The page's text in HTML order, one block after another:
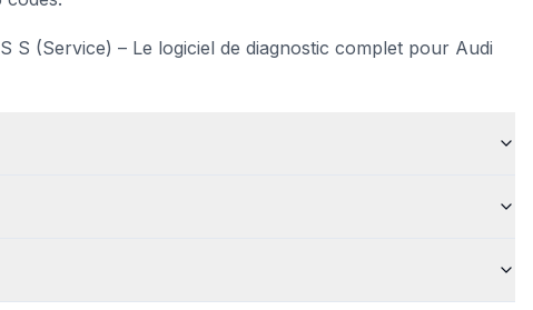
S (Service) – Le logiciel de diagnostic complet pour Audi